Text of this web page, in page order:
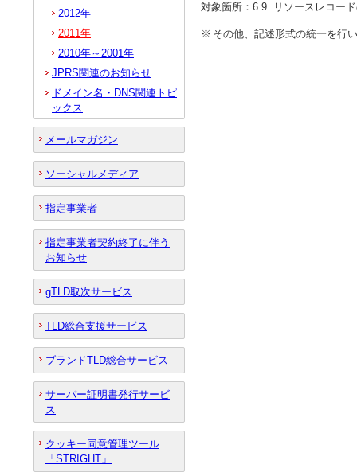
対象箇所：6.9. リソースレコー
※ その他、記述形式の統一を行
2012年
2011年
2010年～2001年
JPRS関連のお知らせ
ドメイン名・DNS関連トピ
ックス
メールマガジン
ソーシャルメディア
指定事業者
指定事業者契約終了に伴う
お知らせ
gTLD取次サービス
TLD総合支援サービス
ブランドTLD総合サービス
サーバー証明書発行サービ
ス
クッキー同意管理ツール
「STRIGHT」